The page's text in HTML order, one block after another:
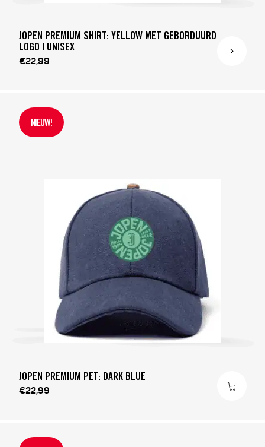
JOPEN PREMIUM SHIRT: YELLOW MET GEBORDUURD
LOGO | UNISEX
€22,99
NIEUW!
JOPEN PREMIUM PET: DARK BLUE
€22,99